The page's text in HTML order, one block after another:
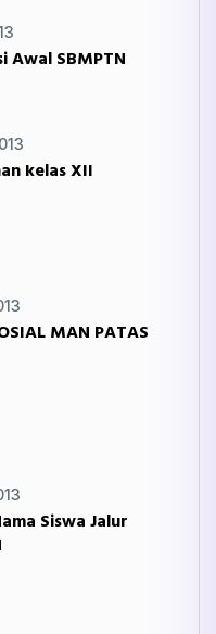
Awal SBMPTN
kelas XII
MAN PATAS
Siswa Jalur